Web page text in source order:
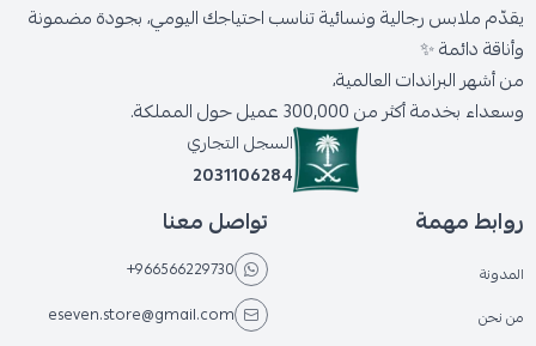
يقدّم ملابس رجالية ونسائية تناسب احتياجك اليومي، بجودة مضمونة
وأناقة دائمة ✨
من أشهر البراندات العالمية،
وسعداء بخدمة أكثر من 300,000 عميل حول المملكة.
السجل التجاري
2031106284
روابط مهمة
المدونة
من نحن
تواصل معنا
+966566229730
eseven.store@gmail.com